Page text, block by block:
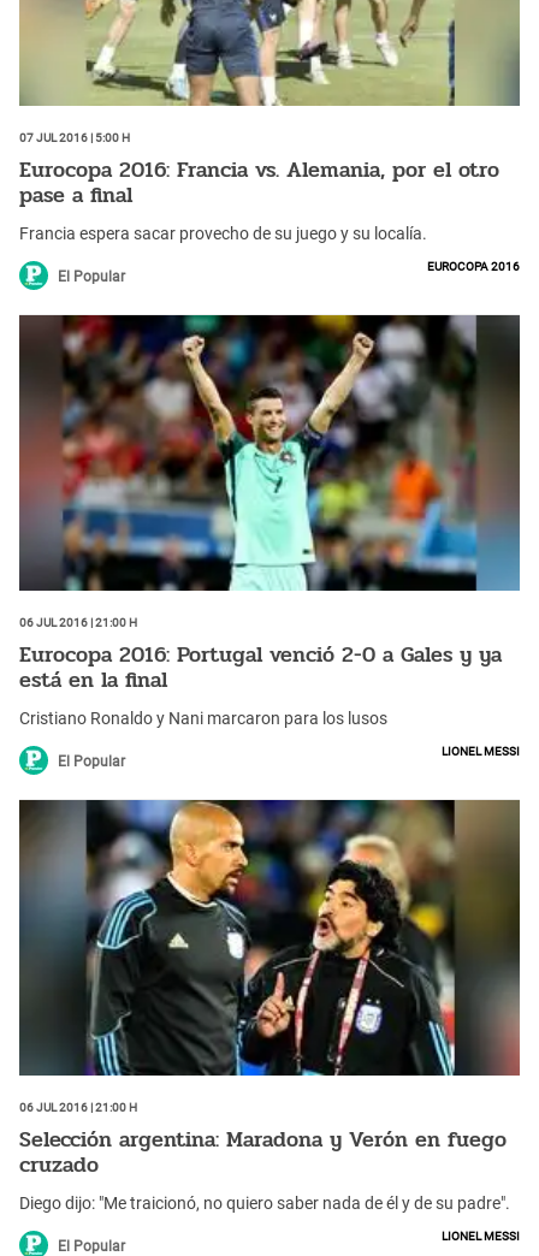
07 Jul 2016 | 5:00 h
Eurocopa 2016: Francia vs. Alemania, por el otro
pase a final
Francia espera sacar provecho de su juego y su localía.
El Popular
Eurocopa 2016
06 Jul 2016 | 21:00 h
Eurocopa 2016: Portugal venció 2-0 a Gales y ya
está en la final
Cristiano Ronaldo y Nani marcaron para los lusos
El Popular
Lionel Messi
06 Jul 2016 | 21:00 h
Selección argentina: Maradona y Verón en fuego
cruzado
Diego dijo: "Me traicionó, no quiero saber nada de él y de su padre".
El Popular
Lionel Messi